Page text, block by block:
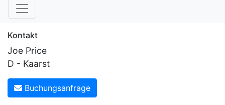
Kontakt
Joe Price
D - Kaarst
Buchungsanfrage